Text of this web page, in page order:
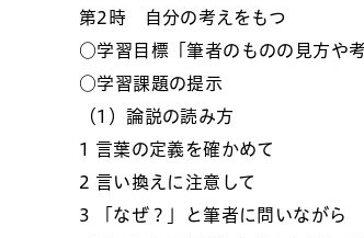
第2時 自分の考えをもつ
○学習目標「筆者のものの見方や
○学習課題の提示
（1）論説の読み方
1 言葉の定義を確かめて
2 言い換えに注意して
3 「なぜ？」と筆者に問いながら